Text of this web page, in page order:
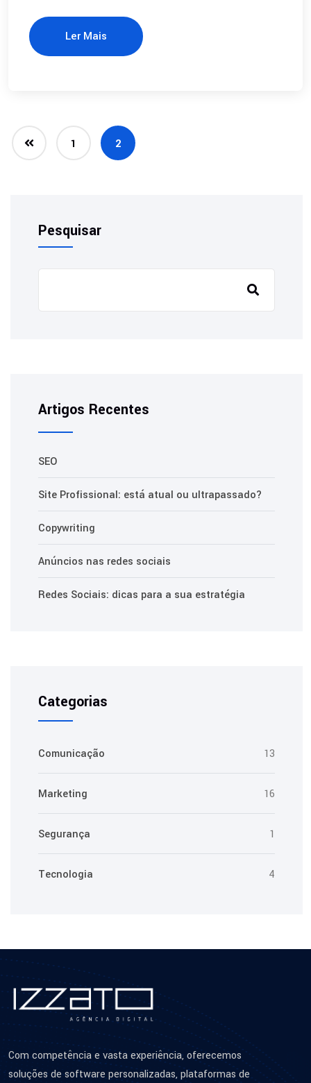
Ler Mais
1 2
Pesquisar
Artigos Recentes
SEO
Site Profissional: está atual ou ultrapassado?
Copywriting
Anúncios nas redes sociais
Redes Sociais: dicas para a sua estratégia
Categorias
Comunicação 13
Marketing 16
Segurança 1
Tecnologia 4
Com competência e vasta experiência, oferecemos
soluções de software personalizadas, plataformas de